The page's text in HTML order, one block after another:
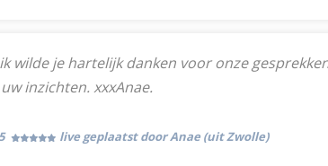
wilde je hartelijk danken voor onze
inzichten. xxxAnae.
live geplaatst door Anae (uit Zwolle)